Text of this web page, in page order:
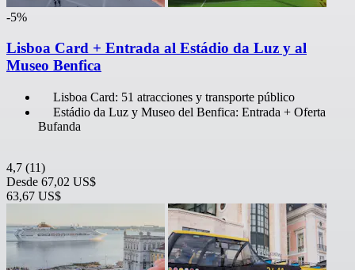
-5%
Lisboa Card + Entrada al Estádio da Luz y al
Museo Benfica
Lisboa Card: 51 atracciones y transporte público
Estádio da Luz y Museo del Benfica: Entrada + Oferta
Bufanda
4,7 (11)
Desde 67,02 US$
63,67 US$